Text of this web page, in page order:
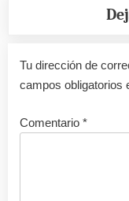
Tu dirección de
campos obligatorios
Comentario *